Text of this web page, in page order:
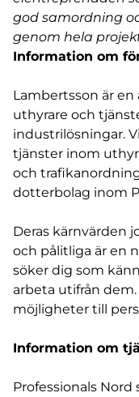
god samordning
genom hela
Information om
Lambertsson är en
uthyrare och
industrilösningar.
tjänster inom
och
dotterbolag inom
Deras kärnvärden
och pålitliga är en
söker dig som
arbeta utifrån
möjligheter till
Information om
Professionals